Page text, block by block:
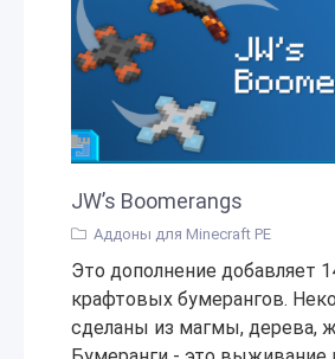
JW’s Boomerangs
Аддоны для Minecraft PE
Это дополнение добавляет
крафтовых бумерангов.
сделаны из магмы, дерева,